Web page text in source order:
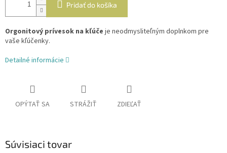
Pridať do košíka
Orgonitový prívesok na kľúče je neodmysliteľným doplnkom pre
vaše kľúčenky.
Detailné informácie
OPÝTAŤ SA STRÁŽIŤ ZDIEĽAŤ
Súvisiaci tovar